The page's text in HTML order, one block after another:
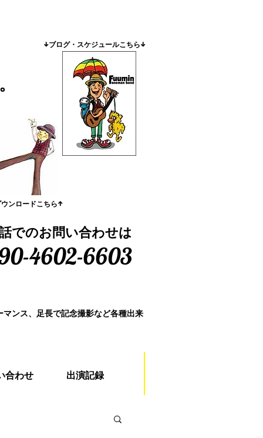
​↓ブログ・スケジュールこちら↓
ンロードこちら↑
でのお問い合わせは
4602-6603
ンス、足長で記念撮影など各種出来
合わせ 出演記録